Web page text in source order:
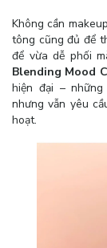
Không cần
tông cũng đủ để
để vừa dễ phối
Blending Mood
hiện đại –
nhưng vẫn yêu
hoạt.